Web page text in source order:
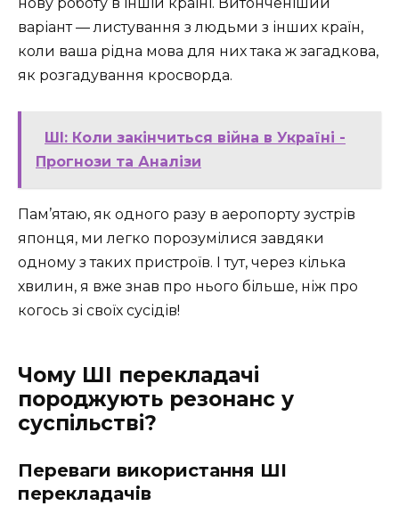
варіант — листування з людьми з інших країн,
коли ваша рідна мова для них така ж загадкова,
як розгадування кросворда.
ШІ: Коли закінчиться війна в Україні -
Прогнози та Аналізи
Пам’ятаю, як одного разу в аеропорту зустрів
японця, ми легко порозумілися завдяки
одному з таких пристроїв. І тут, через кілька
хвилин, я вже знав про нього більше, ніж про
когось зі своїх сусідів!
Чому ШІ перекладачі
породжують резонанс у
суспільстві?
Переваги використання ШІ
перекладачів